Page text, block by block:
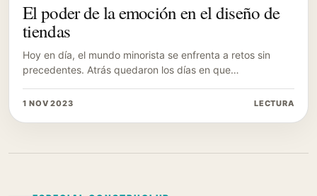
El poder de la emoción en el diseño de
tiendas
Hoy en día, el mundo minorista se enfrenta a retos sin
precedentes. Atrás quedaron los días en que…
1 NOV 2023 LECTURA